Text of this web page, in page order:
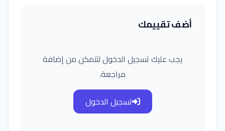
أضف تقييمك
يجب عليك تسجيل الدخول لتتمكن من إضافة
مراجعة.
تسجيل الدخول